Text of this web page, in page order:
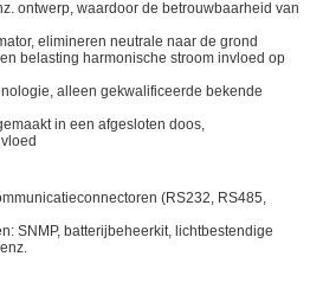
ontwerp, waardoor de betrouwbaarheid van
elimineren neutrale naar de grond
belasting harmonische stroom invloed op
alleen gekwalificeerde bekende
in een afgesloten doos,
(RS232, RS485,
SNMP, batterijbeheerkit, lichtbestendige